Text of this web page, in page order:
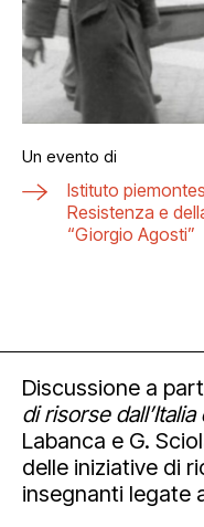
Un evento di
Istituto
Resistenza e
“Giorgio Agosti”
Discussione a
di risorse
Labanca e G.
delle iniziative di
insegnanti legate